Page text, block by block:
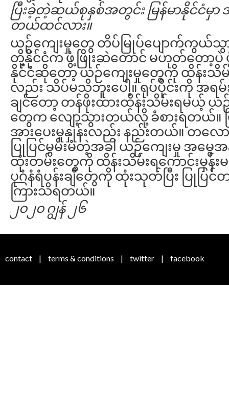
ပြီးခဲ့တဲ့ဆယ်စုနှစ်အတွင်း မြန်မာနိုင်ငံမှာ
တယ်ထင်လား။
ယဉ်ကျေးမှုတွေ တိပ်မြုပ်ပျောက်ကွယ်သွ
တို့နိုင်ငံက ဖွံ့ဖြိုးဆဲတောင် မဟုတ်တော့ပဲ
နိုင်ငံဆိုတော့ ယဉ်ကျေးမှုတွေကို ထိန်းသိမ်
လည်း သိပ်မသိဘူးပေါ့။ ရုပ်ပိုင်းကို အရမ်
ချင်တော့ တန်ဖိုးထားထိန်းသိမ်းရမယ့်
တွေက လျော့သွားတယ်လို့ ခံစားရတယ်။
အားပေးမှုနှုန်းလည်း နည်းတယ်။ တလ
ပြုပြင်မွမ်းမံတဲ့အခါ ယဉ်ကျေးမှု အမွ
ထုံးတမ်းတွေကို ထိန်းသိမ်းရကောင်းမှန်
ပုဂံနံရံပန်းချီတွေကို ထုံးသုတ်ပြီး ပြုပ
ကြားသိရတယ်။
၂၀၂၀ ဂျွန် ၂၆
contact | terms & conditions | twitter | facebook